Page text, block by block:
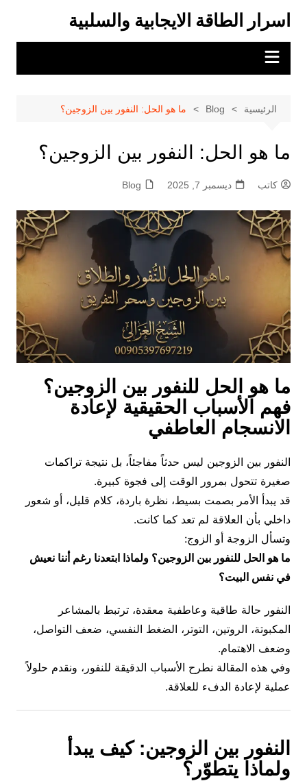
المحتوى
اسرار الطاقة الايجابية والسلبية
الرئيسية Blog ما هو الحل: النفور بين الزوجين؟
ما هو الحل: النفور بين الزوجين؟
كاتب ديسمبر 7, 2025 Blog
ما هو الحل للنفور بين الزوجين؟
فهم الأسباب الحقيقية لإعادة
الانسجام العاطفي
النفور بين الزوجين ليس حدثاً مفاجئاً، بل نتيجة تراكمات
صغيرة تتحول بمرور الوقت إلى فجوة كبيرة.
قد يبدأ الأمر بصمت بسيط، نظرة باردة، كلام قليل، أو شعور
داخلي بأن العلاقة لم تعد كما كانت.
وتسأل الزوجة أو الزوج:
ما هو الحل للنفور بين الزوجين؟ ولماذا ابتعدنا رغم أننا نعيش
في نفس البيت؟
النفور حالة طاقية وعاطفية معقدة، ترتبط بالمشاعر
المكبوتة، الروتين، التوتر، الضغط النفسي، ضعف التواصل،
وضعف الاهتمام.
وفي هذه المقالة نطرح الأسباب الدقيقة للنفور، ونقدم حلولاً
عملية لإعادة الدفء للعلاقة.
النفور بين الزوجين: كيف يبدأ
ولماذا يتطوّر؟